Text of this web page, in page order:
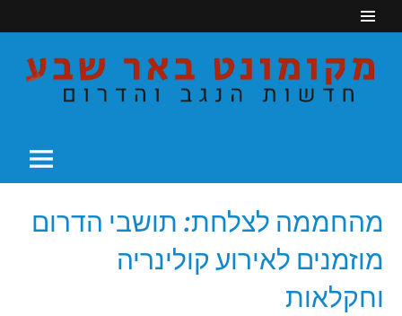
מהחממה לצלחת: תושבי הדרום
מוזמנים לאירוע קולינריה
וחקלאות